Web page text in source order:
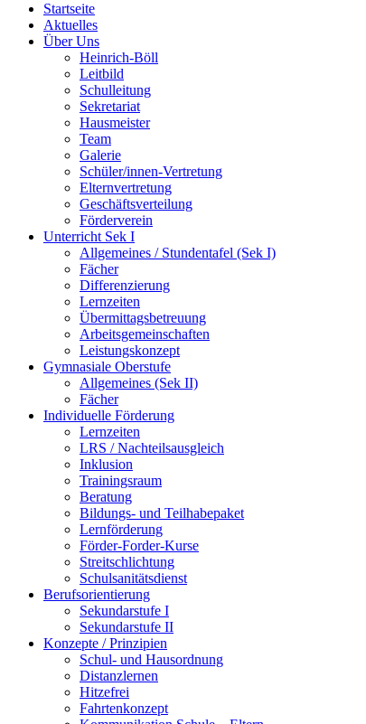
Startseite
Aktuelles
Über Uns
Heinrich-Böll
Leitbild
Schulleitung
Sekretariat
Hausmeister
Team
Galerie
Schüler/innen-Vertretung
Elternvertretung
Geschäftsverteilung
Förderverein
Unterricht Sek I
Allgemeines / Stundentafel (Sek I)
Fächer
Differenzierung
Lernzeiten
Übermittagsbetreuung
Arbeitsgemeinschaften
Leistungskonzept
Gymnasiale Oberstufe
Allgemeines (Sek II)
Fächer
Individuelle Förderung
Lernzeiten
LRS / Nachteilsausgleich
Inklusion
Trainingsraum
Beratung
Bildungs- und Teilhabepaket
Lernförderung
Förder-Forder-Kurse
Streitschlichtung
Schulsanitätsdienst
Berufsorientierung
Sekundarstufe I
Sekundarstufe II
Konzepte / Prinzipien
Schul- und Hausordnung
Distanzlernen
Hitzefrei
Fahrtenkonzept